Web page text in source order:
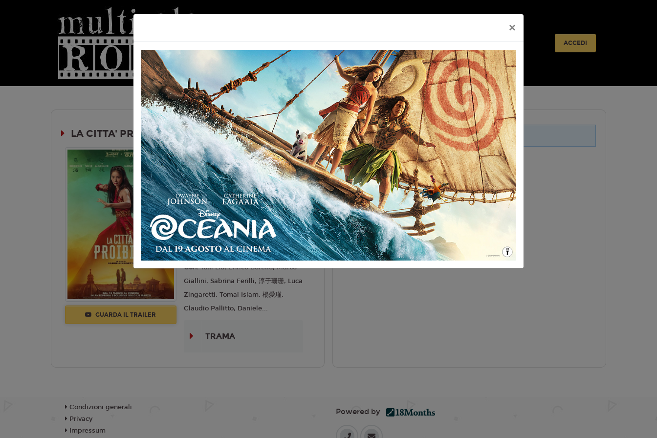
Home | Biglietteria Prossimamente Tariffe Contatti ACCEDI
LA CITTA' PROIBITA
GUARDA IL TRAILER
Durata: 138 min
Genere:Azione, Dramma, Romance
Lingua:Italiano
Regia:Gabriele Mainetti
Anno:2025
Con:Yaxi Liu, Enrico Borello, Marco
Giallini, Sabrina Ferilli, 淳于珊珊, Luca
Zingaretti, Tomal Islam, 楊愛瑾,
Claudio Pallitto, Daniele...
TRAMA
Non ci sono spettacoli legati a questo evento.
×
Condizioni generali
Privacy
Impressum
Powered by